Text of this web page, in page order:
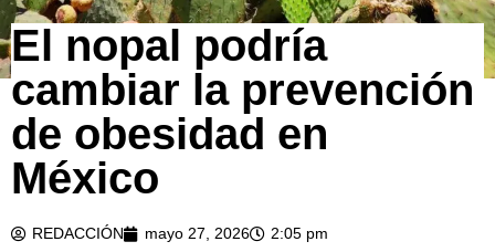
El nopal podría
cambiar la prevención
de obesidad en
México
REDACCIÓN mayo 27, 2026 2:05 pm